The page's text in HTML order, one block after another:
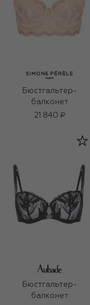
Бюстгальтер-
балконет
21 840 ₽
Бюстгальтер-
балконет